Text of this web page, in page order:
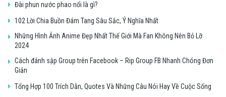
Đài phun nước phao nổi là gì?
102 Lời Chia Buồn Đám Tang Sâu Sắc, Ý Nghĩa Nhất
Những Hình Ảnh Anime Đẹp Nhất Thế Giới Mà Fan Không Nên Bỏ Lỡ
2024
Cách đánh sập Group trên Facebook – Rip Group FB Nhanh Chóng Đơn
Giản
Tổng Hợp 100 Trích Dẫn, Quotes Và Những Câu Nói Hay Về Cuộc Sống